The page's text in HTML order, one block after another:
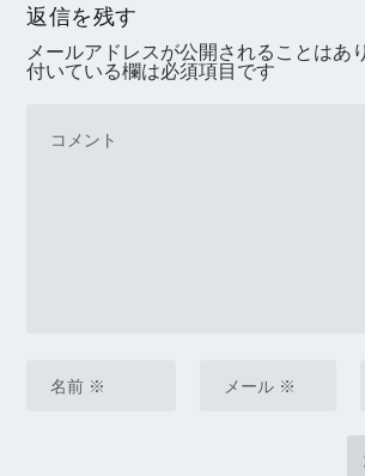
返信を残す
メールアドレスが公開されることはあ
付いている欄は必須項目です